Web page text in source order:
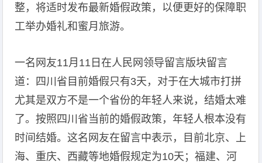
整，将适时发布最新婚假政策，以便更好的保障职
工举办婚礼和蜜月旅游。
一名网友11月11日在人民网领导留言版块留言
道：四川省目前婚假只有3天，对于在大城市打拼
尤其是双方不是一个省份的年轻人来说，结婚太难
了。按照四川省当前的婚假政策，年轻人根本没有
时间结婚。这名网友在留言中表示，目前北京、上
海、重庆、西藏等地婚假规定为10天；福建、河